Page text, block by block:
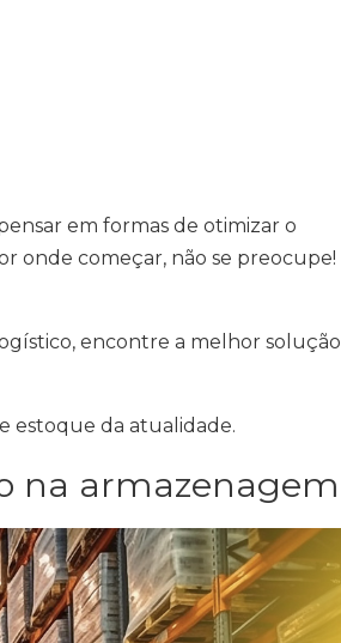
em formas de otimizar o
onde começar, não se preocupe!
encontre a melhor solução
estoque da atualidade.
na armazenagem